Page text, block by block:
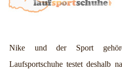
Nike und der Sport
Laufsportschuhe testet deshalb